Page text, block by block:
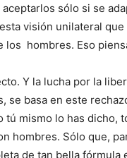
sólo si se
visión unilateral
los hombres. Eso
Y la lucha por la
se basa en este
tú mismo lo has dicho,
hombres. Sólo que,
de tan bella fórmula